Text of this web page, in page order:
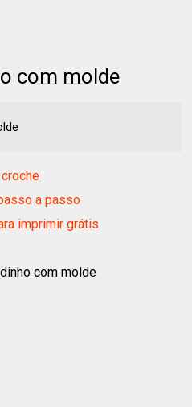
com molde
a passo
imprimir grátis
com molde